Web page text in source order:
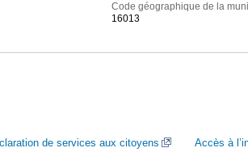
Code géographique de la
16013
de services aux citoyens Accès à